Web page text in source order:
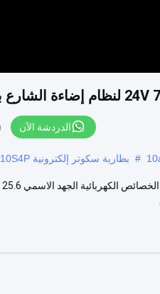
الدردشة الآن
# بطارية سكوتر إلكترونية 10S4P